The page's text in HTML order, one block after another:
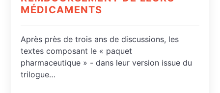
MÉDICAMENTS
Après près de trois ans de discussions, les
textes composant le « paquet
pharmaceutique » - dans leur version issue du
trilogue…